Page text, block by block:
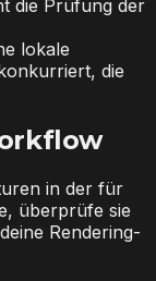
die Prüfung der
lokale
die
in der für
überprüfe sie
Rendering-